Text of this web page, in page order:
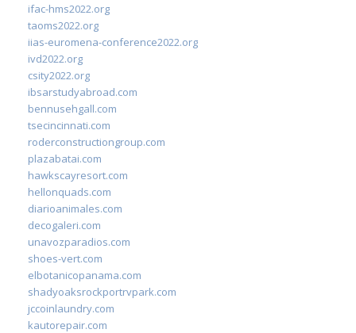
ifac-hms2022.org
taoms2022.org
iias-euromena-conference2022.org
ivd2022.org
csity2022.org
ibsarstudyabroad.com
bennusehgall.com
tsecincinnati.com
roderconstructiongroup.com
plazabatai.com
hawkscayresort.com
hellonquads.com
diarioanimales.com
decogaleri.com
unavozparadios.com
shoes-vert.com
elbotanicopanama.com
shadyoaksrockportrvpark.com
jccoinlaundry.com
kautorepair.com